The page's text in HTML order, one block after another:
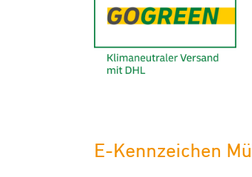
E-Kennzeichen